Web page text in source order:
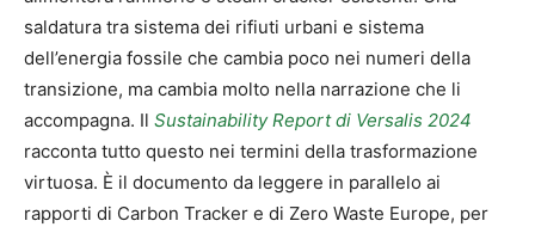
saldatura tra sistema dei rifiuti urbani e sistema
dell’energia fossile che cambia poco nei numeri della
transizione, ma cambia molto nella narrazione che li
accompagna. Il Sustainability Report di Versalis 2024
racconta tutto questo nei termini della trasformazione
virtuosa. È il documento da leggere in parallelo ai
rapporti di Carbon Tracker e di Zero Waste Europe, per